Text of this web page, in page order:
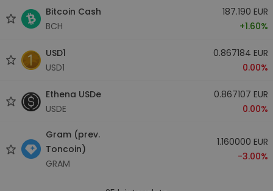
Bitcoin Cash
BCH
187.190 EUR
+1.60%
USD1
USD1
0.867184 EUR
0.00%
Ethena USDe
USDE
0.867107 EUR
0.00%
Gram (prev.
Toncoin)
GRAM
1.160000 EUR
-3.00%